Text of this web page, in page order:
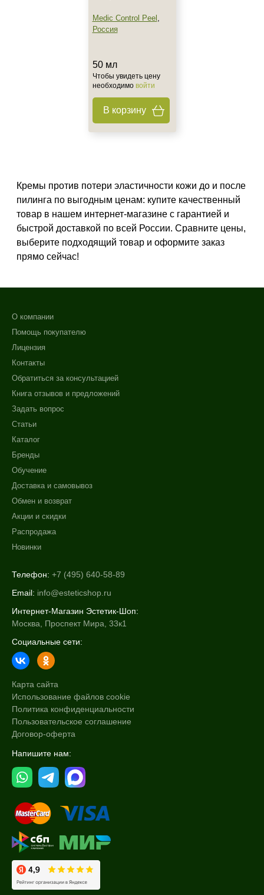
Область применения
Веки
Декольте
Лицо
Показать еще
10 шт/упк
20 мл
Показать еще
Ингредиенты
AHA-кислоты
Алоэ
Аминокислоты
Показать еще
Время применения
Вечер
Ежедневный
Процедура
Демакияж
Уровень SPF защиты
SPF 50
SPF 85
Medic Control Peel ,
Россия
50 мл
Чтобы увидеть цену
необходимо войти
В корзину
Кремы против потери эластичности кожи до и после
пилинга по выгодным ценам: купите качественный
товар в нашем интернет-магазине с гарантией и
быстрой доставкой по всей России. Сравните цены,
выберите подходящий товар и оформите заказ
прямо сейчас!
О компании
Помощь покупателю
Лицензия
Контакты
Обратиться за консультацией
Книга отзывов и предложений
Задать вопрос
Статьи
Каталог
Бренды
Обучение
Доставка и самовывоз
Обмен и возврат
Акции и скидки
Распродажа
Новинки
Телефон: +7 (495) 640-58-89
Email: info@esteticshop.ru
Интернет-Магазин Эстетик-Шоп:
Москва, Проспект Мира, 33к1
Социальные сети:
Карта сайта
Использование файлов cookie
Политика конфиденциальности
Пользовательское соглашение
Договор-оферта
Напишите нам:
+7 (495) 640-58-89
+7 (929) 933-09-89